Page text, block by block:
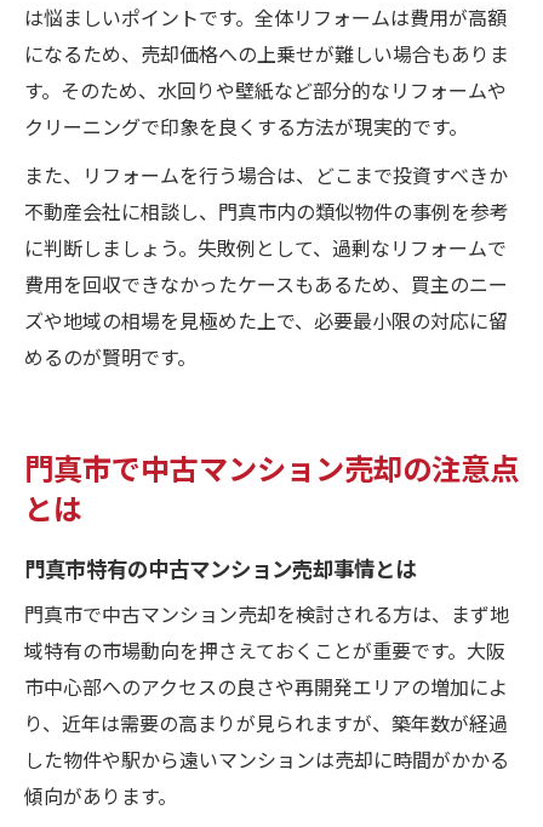
は悩ましいポイントです。全体リフォームは費用が高額
になるため、売却価格への上乗せが難しい場合もありま
す。そのため、水回りや壁紙など部分的なリフォームや
クリーニングで印象を良くする方法が現実的です。
また、リフォームを行う場合は、どこまで投資すべきか
不動産会社に相談し、門真市内の類似物件の事例を参考
に判断しましょう。失敗例として、過剰なリフォームで
費用を回収できなかったケースもあるため、買主のニー
ズや地域の相場を見極めた上で、必要最小限の対応に留
めるのが賢明です。
門真市で中古マンション売却の注意点
とは
門真市特有の中古マンション売却事情とは
門真市で中古マンション売却を検討される方は、まず地
域特有の市場動向を押さえておくことが重要です。大阪
市中心部へのアクセスの良さや再開発エリアの増加によ
り、近年は需要の高まりが見られますが、築年数が経過
した物件や駅から遠いマンションは売却に時間がかかる
傾向があります。